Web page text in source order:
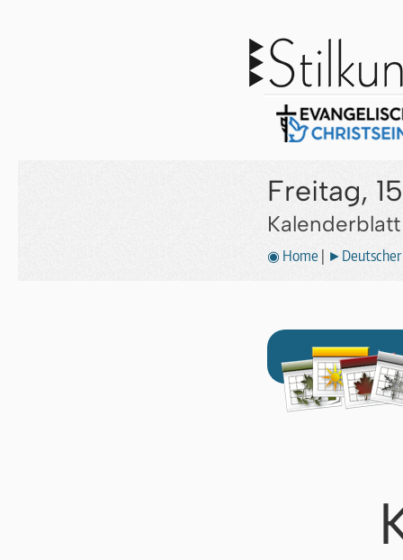
Freitag,
◉ Home ►Deutscher